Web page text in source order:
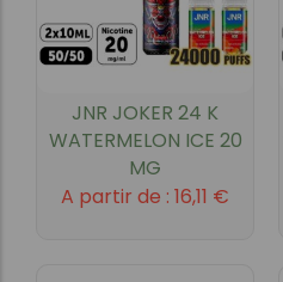
JNR JOKER 24 K
WATERMELON ICE 20
MG
A partir de : 16,11 €